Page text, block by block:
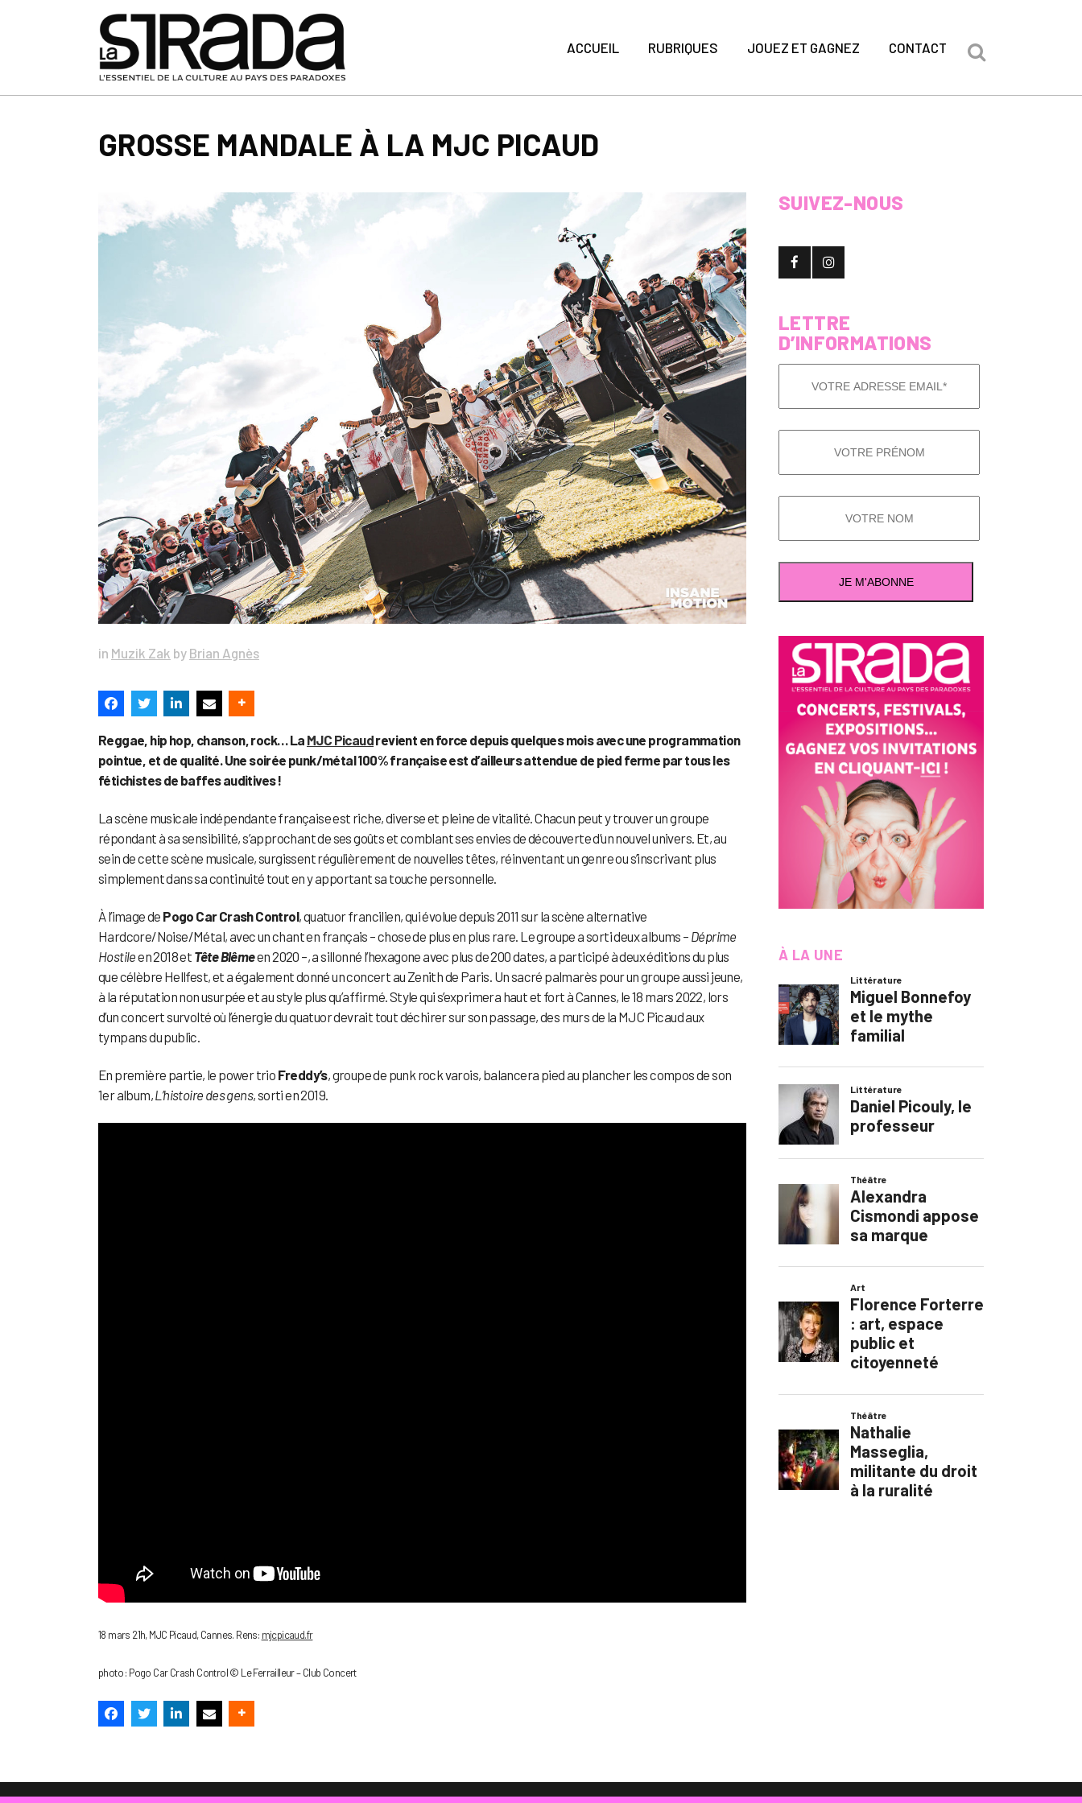
ACCUEIL RUBRIQUES JOUEZ ET GAGNEZ CONTACT
GROSSE MANDALE À LA MJC PICAUD
in Muzik Zak by Brian Agnès
Reggae, hip hop, chanson, rock… La MJC Picaudrevient en force depuis quelques mois avec une programmation
pointue, et de qualité. Une soirée punk/métal 100% française est d’ailleurs attendue de pied ferme par tous les
fétichistes de baffes auditives !
La scène musicale indépendante française est riche, diverse et pleine de vitalité. Chacun peut y trouver un groupe
répondant à sa sensibilité, s’approchant de ses goûts et comblant ses envies de découverte d’un nouvel univers. Et, au
sein de cette scène musicale, surgissent régulièrement de nouvelles têtes, réinventant un genre ou s’inscrivant plus
simplement dans sa continuité tout en y apportant sa touche personnelle.
À l’image de Pogo Car Crash Control, quatuor francilien, qui évolue depuis 2011 sur la scène alternative
Hardcore/Noise/Métal, avec un chant en français – chose de plus en plus rare. Le groupe a sorti deux albums – Déprime
Hostileen 2018 et Tête Blêmeen 2020 –, a sillonné l’hexagone avec plus de 200 dates, a participé à deux éditions du plus
que célèbre Hellfest, et a également donné un concert au Zenith de Paris. Un sacré palmarès pour un groupe aussi jeune,
à la réputation non usurpée et au style plus qu’affirmé. Style qui s’exprimera haut et fort à Cannes, le 18 mars 2022, lors
d’un concert survolté où l’énergie du quatuor devrait tout déchirer sur son passage, des murs de la MJC Picaud aux
tympans du public.
En première partie, le power trio Freddy’s, groupe de punk rock varois, balancera pied au plancher les compos de son
1er album,L’histoire des gens, sorti en 2019.
18 mars 21h, MJC Picaud, Cannes. Rens: mjcpicaud.fr
photo : Pogo Car Crash Control © Le Ferrailleur – Club Concert
SUIVEZ-NOUS
LETTRE
D’INFORMATIONS
À LA UNE